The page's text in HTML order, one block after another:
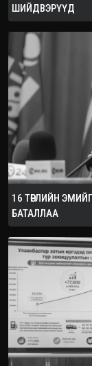
ШИЙДВЭРҮҮД
16 ТӨРЛИЙН
БАТАЛЛАА